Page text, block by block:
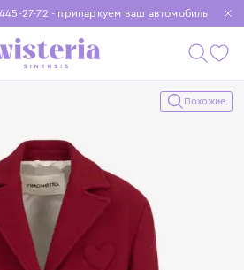
27-72 - припаркуем ваш автомобиль
при заказе от 15 000 ₽
чтобы покупки были еще удобнее
Похожие